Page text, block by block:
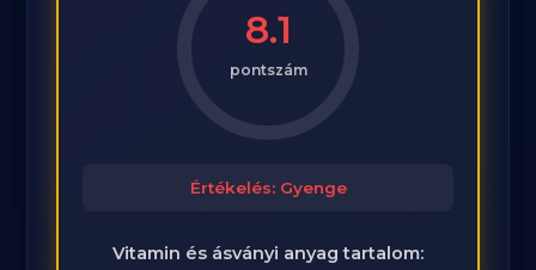
8.1
pontszám
Értékelés: Gyenge
Vitamin és ásványi anyag tartalom: